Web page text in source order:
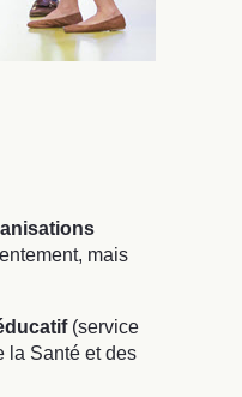
mais
(service
la Santé et des